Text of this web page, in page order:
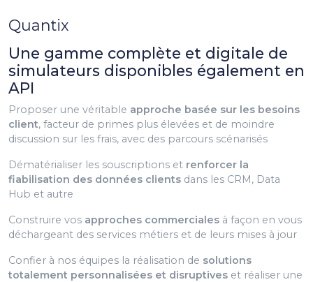
Quantix
Une gamme complète et digitale de
simulateurs disponibles également en
API
Proposer une véritable approche basée sur les besoins
client, facteur de primes plus élevées et de moindre
discussion sur les frais, avec des parcours scénarisés
Dématérialiser les souscriptions et renforcer la
fiabilisation des données clients dans les CRM, Data
Hub et autre
Construire vos approches commerciales à façon en vous
déchargeant des services métiers et de leurs mises à jour
Confier à nos équipes la réalisation de solutions
totalement personnalisées et disruptives et réaliser une